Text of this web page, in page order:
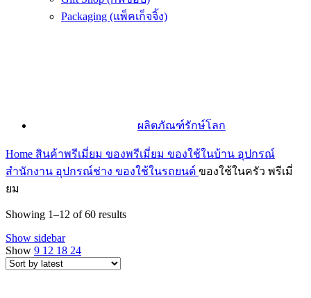
Packaging (แพ็คเก็จจิ้ง)
ผลิตภัณฑ์รักษ์โลก
Home สินค้าพรีเมี่ยม ของพรีเมี่ยม ของใช้ในบ้าน อุปกรณ์
สำนักงาน อุปกรณ์ช่าง ของใช้ในรถยนต์ ของใช้ในครัว พรีเมี่
ยม
Showing 1–12 of 60 resultsSorted
Show sidebar
Show 9 12 18 24